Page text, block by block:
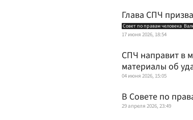
Глава СПЧ
Совет по правам человека
17 июня 2026, 18:54
СПЧ направит в
материалы об
04 июня 2026, 15:05
В Совете по
29 апреля 2026, 23:49